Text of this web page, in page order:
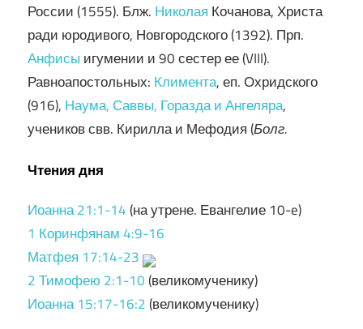
России (1555). Блж. Николая Кочанова, Христа
ради юродивого, Новгородского (1392). Прп.
Анфисы игумении и 90 сестер ее (VIII).
Равноапостольных: Климента, еп. Охридского
(916), Наума, Саввы, Горазда и Ангеляра,
учеников свв. Кирилла и Мефодия (Болг.
Чтения дня
Иоанна 21:1-14(на утрене. Евангелие 10-e)
1 Коринфянам 4:9-16
Матфея 17:14-23
2 Тимофею 2:1-10(великомученику)
Иоанна 15:17-16:2(великомученику)